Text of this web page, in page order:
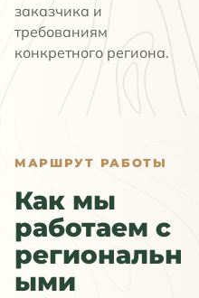
заказчика и
требованиям
конкретного региона.
МАРШРУТ РАБОТЫ
Как мы
работаем с
региональн
ыми